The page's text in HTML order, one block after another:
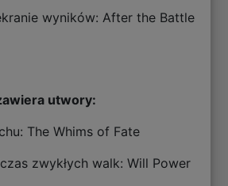
wyników: After the Battle
utwory:
The Whims of Fate
zwykłych walk: Will Power